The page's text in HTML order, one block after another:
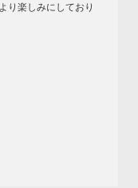
り楽しみにしており